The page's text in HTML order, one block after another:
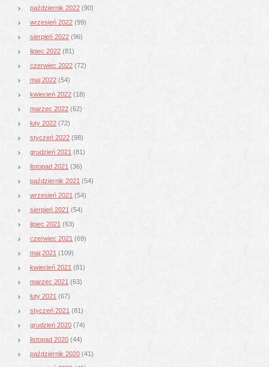
październik 2022 (90)
wrzesień 2022 (99)
sierpień 2022 (96)
lipiec 2022 (81)
czerwiec 2022 (72)
maj 2022 (54)
kwiecień 2022 (18)
marzec 2022 (62)
luty 2022 (72)
styczeń 2022 (98)
grudzień 2021 (81)
listopad 2021 (36)
październik 2021 (54)
wrzesień 2021 (54)
sierpień 2021 (54)
lipiec 2021 (63)
czerwiec 2021 (69)
maj 2021 (109)
kwiecień 2021 (81)
marzec 2021 (63)
luty 2021 (67)
styczeń 2021 (81)
grudzień 2020 (74)
listopad 2020 (44)
październik 2020 (41)